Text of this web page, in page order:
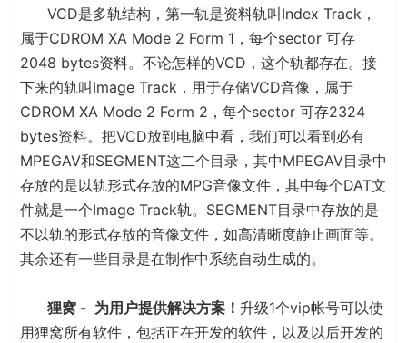
VCD是多轨结构，第一轨是资料轨叫Index Track，
属于CDROM XA Mode 2 Form 1，每个sector 可存
2048 bytes资料。不论怎样的VCD，这个轨都存在。接
下来的轨叫Image Track，用于存储VCD音像，属于
CDROM XA Mode 2 Form 2，每个sector 可存2324
bytes资料。把VCD放到电脑中看，我们可以看到必有
MPEGAV和SEGMENT这二个目录，其中MPEGAV目录中
存放的是以轨形式存放的MPG音像文件，其中每个DAT文
件就是一个Image Track轨。SEGMENT目录中存放的是
不以轨的形式存放的音像文件，如高清晰度静止画面等。
其余还有一些目录是在制作中系统自动生成的。
狸窝 - 为用户提供解决方案！ 升级1个vip帐号可以使
用狸窝所有软件，包括正在开发的软件，以及以后开发的